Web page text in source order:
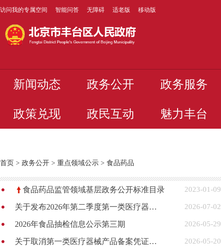
访问我的专属空间 智能问答 无障碍 适老版 移动版
新闻动态 政务公开 政务服务
政策兑现 政民互动 魅力丰台
首页 > 政务公开 > 重点领域公示 > 食品药品
食品药品监管领域基层政务公开标准目录 2023-01-09
关于发布2026年第二季度第一类医疗器械产品备案变更情况的公告 2026-07-02
2026年食品抽检信息公示第三期 2026-05-29
关于取消第一类医疗器械产品备案凭证的公告 2026-05-20